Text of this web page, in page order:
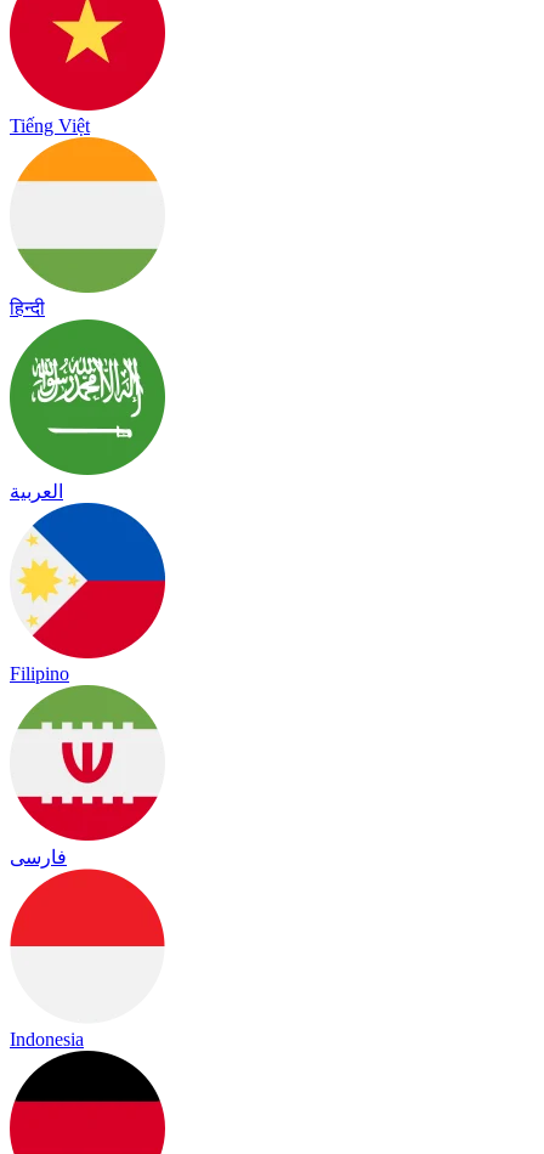
Tiếng Việt
हिन्दी
العربية
Filipino
فارسی
Indonesia